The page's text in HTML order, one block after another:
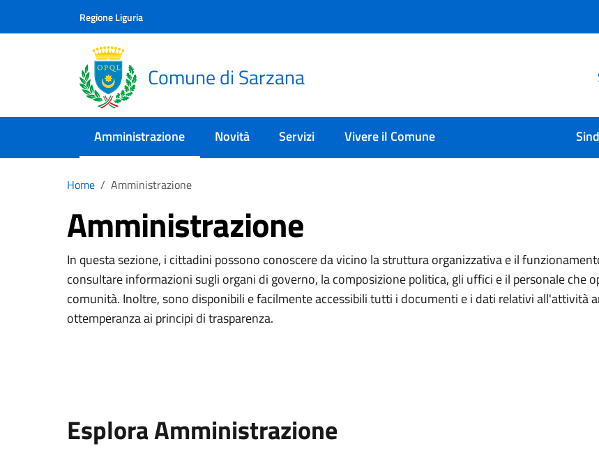
Regione Liguria
Comune di Sarzana
Amministrazione Novità Servizi Vivere il Comune
Home Amministrazione
Amministrazione
In questa sezione, i cittadini possono conoscere da vicino la struttura organizzativa e il
consultare informazioni sugli organi di governo, la composizione politica, gli uffici e il personale che
comunità. Inoltre, sono disponibili e facilmente accessibili tutti i documenti e i dati relativi all'attività
ottemperanza ai principi di trasparenza.
Esplora Amministrazione